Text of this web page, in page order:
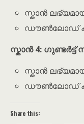
സ്കാൻ
ഡൗൺലോഡ്
സ്കാൻ 4:
സ്കാൻ
ഡൗൺലോഡ്
Share this: